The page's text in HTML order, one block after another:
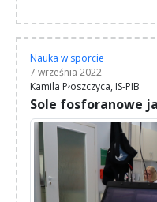
Nauka w sporcie
7 września 2022
Kamila Płoszczyca, IS-PIB
Sole fosforanowe